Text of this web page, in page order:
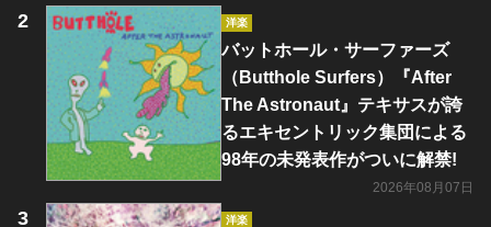
洋楽
バットホール・サーファーズ
（Butthole Surfers）『After
The Astronaut』テキサスが誇
るエキセントリック集団による
98年の未発表作がついに解禁!
2026年08月07日
洋楽